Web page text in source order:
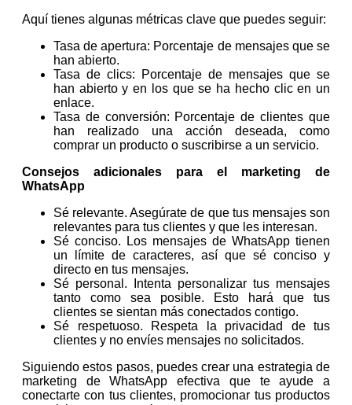
Aquí tienes algunas métricas clave que puedes seguir:
Tasa de apertura: Porcentaje de mensajes que se
han abierto.
Tasa de clics: Porcentaje de mensajes que se
han abierto y en los que se ha hecho clic en un
enlace.
Tasa de conversión: Porcentaje de clientes que
han realizado una acción deseada, como
comprar un producto o suscribirse a un servicio.
Consejos adicionales para el marketing de
WhatsApp
Sé relevante. Asegúrate de que tus mensajes son
relevantes para tus clientes y que les interesan.
Sé conciso. Los mensajes de WhatsApp tienen
un límite de caracteres, así que sé conciso y
directo en tus mensajes.
Sé personal. Intenta personalizar tus mensajes
tanto como sea posible. Esto hará que tus
clientes se sientan más conectados contigo.
Sé respetuoso. Respeta la privacidad de tus
clientes y no envíes mensajes no solicitados.
Siguiendo estos pasos, puedes crear una estrategia de
marketing de WhatsApp efectiva que te ayude a
conectarte con tus clientes, promocionar tus productos